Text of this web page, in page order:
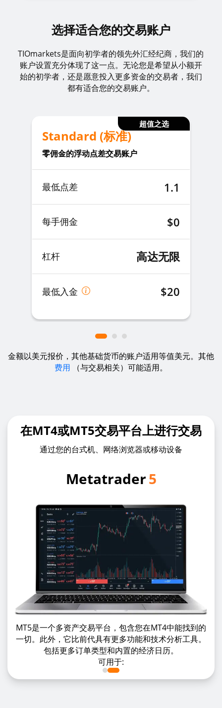
选择适合您的交易账户
TIOmarkets是面向初学者的领先外汇经纪商，我们的
账户设置充分体现了这一点。无论您是希望从小额开
始的初学者，还是愿意投入更多资金的交易者，我们
都有适合您的交易账户。
超值之选
Standard (标准)
零佣金的浮动点差交易账户
最低点差 1.1
每手佣金 $0
杠杆 高达无限
最低入金 $20
金额以美元报价，其他基础货币的账户适用等值美元。其他
费用
（与交易相关）可能适用。
在MT4或MT5交易平台上进行交易
通过您的台式机、网络浏览器或移动设备
Metatrader5
MT5是一个多资产交易平台，包含您在MT4中能找到的
一切。此外，它比前代具有更多功能和技术分析工具。
包括更多订单类型和内置的经济日历。
可用于: